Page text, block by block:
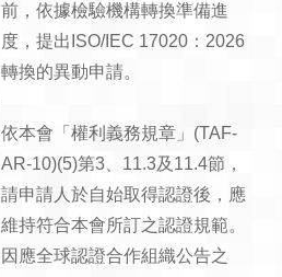
前，依據檢驗機構轉換準備進
度，提出ISO/IEC 17020：2026
轉換的異動申請。
依本會「權利義務規章」(TAF-
AR-10)(5)第3、11.3及11.4節，
請申請人於自始取得認證後，應
維持符合本會所訂之認證規範。
因應全球認證合作組織公告之